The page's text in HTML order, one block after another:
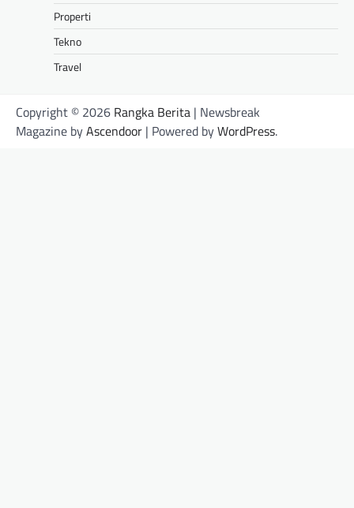
Properti
Tekno
Travel
Copyright © 2026 Rangka Berita | Newsbreak
Magazine byAscendoor | Powered byWordPress.